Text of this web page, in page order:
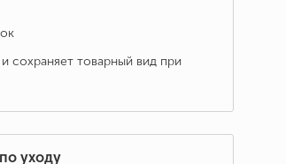
сохраняет товарный вид при
уходу